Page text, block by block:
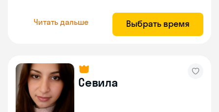
Читать дальше Выбрать время
Севила